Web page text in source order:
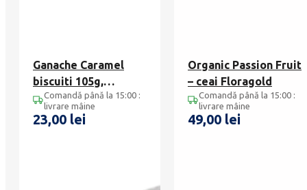
Ganache Caramel
biscuiti 105g,
Desobry
Comandă până la 15:00 :
livrare mâine
23,00 lei
Organic Passion Fruit
– ceai Floragold
Comandă până la 15:00 :
livrare mâine
49,00 lei